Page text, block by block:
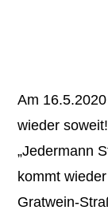
Am
wieder
„Jedermann
kommt
Gratwein-